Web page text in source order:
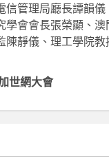
信管理局廳長譚韻
學會會長張榮顯、
陳靜儀、理工學院
世網大會